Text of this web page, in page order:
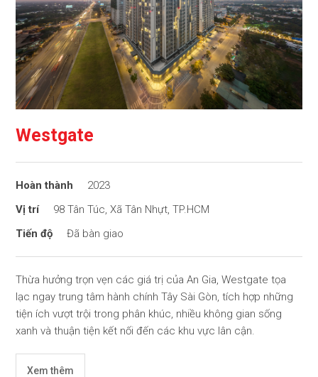
Westgate
2023
98 Tân Túc, Xã Tân Nhựt, TP.HCM
Đã bàn giao
Thừa hưởng trọn vẹn các giá trị của An Gia, Westgate tọa
lạc ngay trung tâm hành chính Tây Sài Gòn, tích hợp những
tiện ích vượt trội trong phân khúc, nhiều không gian sống
xanh và thuận tiện kết nối đến các khu vực lân cận.
Xem thêm